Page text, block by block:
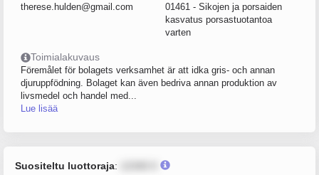
therese.hulden@gmail.com
01461 - Sikojen ja porsaiden
kasvatus porsastuotantoa
varten
Toimialakuvaus
Föremålet för bolagets verksamhet är att idka gris- och annan
djuruppfödning. Bolaget kan även bedriva annan produktion av
livsmedel och handel med...
Lue lisää
Suositeltu luottoraja: